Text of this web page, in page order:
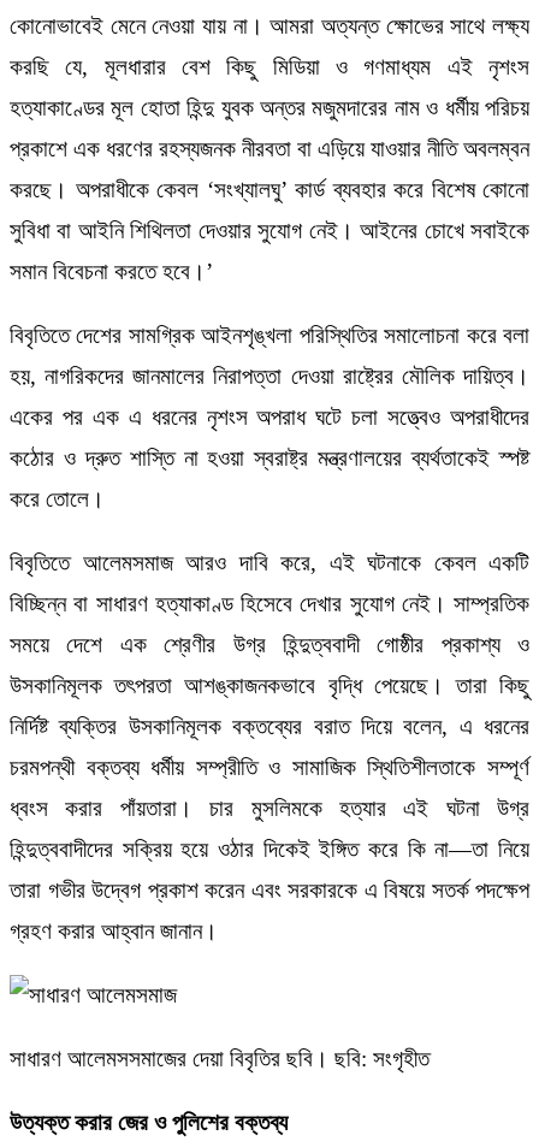
কোনোভাবেই মেনে নেওয়া যায় না। আমরা অত্যন্ত ক্ষোভের সাথে লক্ষ্য
করছি যে, মূলধারার বেশ কিছু মিডিয়া ও গণমাধ্যম এই নৃশংস
হত্যাকাণ্ডের মূল হোতা হিন্দু যুবক অন্তর মজুমদারের নাম ও ধর্মীয় পরিচয়
প্রকাশে এক ধরণের রহস্যজনক নীরবতা বা এড়িয়ে যাওয়ার নীতি অবলম্বন
করছে। অপরাধীকে কেবল ‘সংখ্যালঘু’ কার্ড ব্যবহার করে বিশেষ কোনো
সুবিধা বা আইনি শিথিলতা দেওয়ার সুযোগ নেই। আইনের চোখে সবাইকে
সমান বিবেচনা করতে হবে।’
বিবৃতিতে দেশের সামগ্রিক আইনশৃঙ্খলা পরিস্থিতির সমালোচনা করে বলা
হয়, নাগরিকদের জানমালের নিরাপত্তা দেওয়া রাষ্ট্রের মৌলিক দায়িত্ব।
একের পর এক এ ধরনের নৃশংস অপরাধ ঘটে চলা সত্ত্বেও অপরাধীদের
কঠোর ও দ্রুত শাস্তি না হওয়া স্বরাষ্ট্র মন্ত্রণালয়ের ব্যর্থতাকেই স্পষ্ট
করে তোলে।
বিবৃতিতে আলেমসমাজ আরও দাবি করে, এই ঘটনাকে কেবল একটি
বিচ্ছিন্ন বা সাধারণ হত্যাকাণ্ড হিসেবে দেখার সুযোগ নেই। সাম্প্রতিক
সময়ে দেশে এক শ্রেণীর উগ্র হিন্দুত্ববাদী গোষ্ঠীর প্রকাশ্য ও
উসকানিমূলক তৎপরতা আশঙ্কাজনকভাবে বৃদ্ধি পেয়েছে। তারা কিছু
নির্দিষ্ট ব্যক্তির উসকানিমূলক বক্তব্যের বরাত দিয়ে বলেন, এ ধরনের
চরমপন্থী বক্তব্য ধর্মীয় সম্প্রীতি ও সামাজিক স্থিতিশীলতাকে সম্পূর্ণ
ধ্বংস করার পাঁয়তারা। চার মুসলিমকে হত্যার এই ঘটনা উগ্র
হিন্দুত্ববাদীদের সক্রিয় হয়ে ওঠার দিকেই ইঙ্গিত করে কি না—তা নিয়ে
তারা গভীর উদ্বেগ প্রকাশ করেন এবং সরকারকে এ বিষয়ে সতর্ক পদক্ষেপ
গ্রহণ করার আহ্বান জানান।
সাধারণ আলেমসসমাজের দেয়া বিবৃতির ছবি। ছবি: সংগৃহীত
উত্যক্ত করার জের ও পুলিশের বক্তব্য